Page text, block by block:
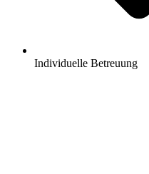
Individuelle Betreuung